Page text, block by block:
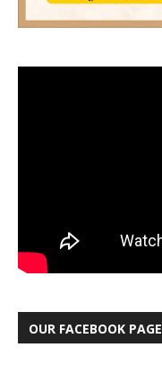
OUR FACEBOOK PAGE